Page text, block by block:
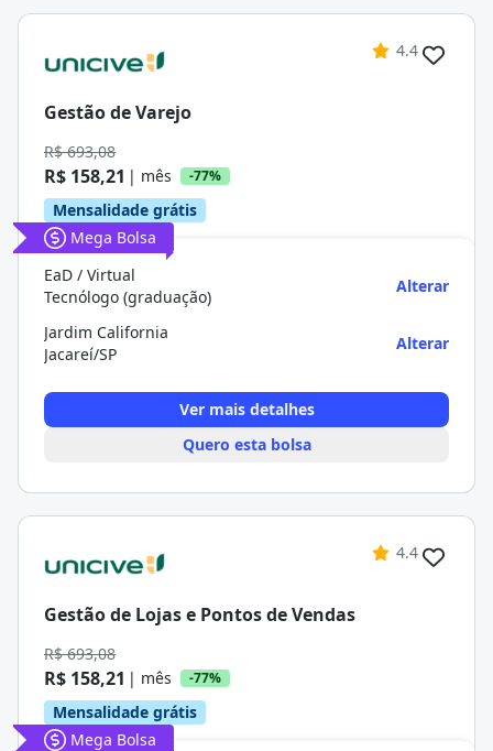
4.4
Gestão de Varejo
R$ 693,08
R$ 158,21 | mês -77%
Mensalidade grátis
Mega Bolsa
EaD / Virtual
Tecnólogo (graduação)
Alterar
Jardim California
Jacareí/SP
Alterar
Ver mais detalhes
Quero esta bolsa
4.4
Gestão de Lojas e Pontos de Vendas
R$ 693,08
R$ 158,21 | mês -77%
Mensalidade grátis
Mega Bolsa